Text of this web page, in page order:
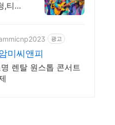
,티켓
광고
미씨앤피
렌탈 원스톱 콘서트